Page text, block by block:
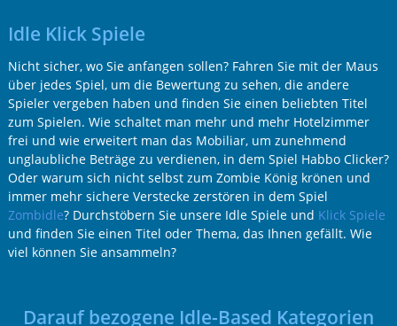
Idle Klick Spiele
Nicht sicher, wo Sie anfangen sollen? Fahren Sie mit der Maus
über jedes Spiel, um die Bewertung zu sehen, die andere
Spieler vergeben haben und finden Sie einen beliebten Titel
zum Spielen. Wie schaltet man mehr und mehr Hotelzimmer
frei und wie erweitert man das Mobiliar, um zunehmend
unglaubliche Beträge zu verdienen, in dem Spiel Habbo Clicker?
Oder warum sich nicht selbst zum Zombie König krönen und
immer mehr sichere Verstecke zerstören in dem Spiel
Zombidle? Durchstöbern Sie unsere Idle Spiele und Klick Spiele
und finden Sie einen Titel oder Thema, das Ihnen gefällt. Wie
viel können Sie ansammeln?
Darauf bezogene Idle-Based Kategorien